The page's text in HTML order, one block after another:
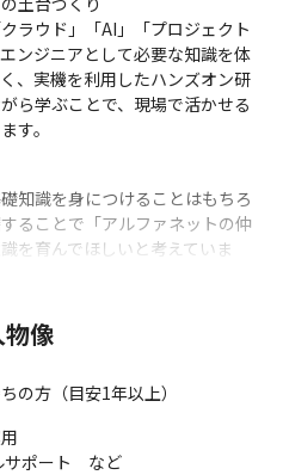
ラウド」「AI」「プロジェクト
ンジニアとして必要な知識を体
、実機を利用したハンズオン研
ら学ぶことで、現場で活かせる
す。
知識を身につけることはもちろ
ることで「アルファネットの仲
を育んでほしいと考えていま
ン
、これまでの経験や強みや今後
りに合ったプロジェクトやキャ
像
の方（目安1年以上）
サポート　など